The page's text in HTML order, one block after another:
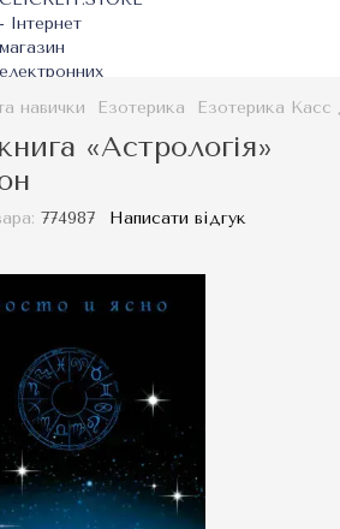
навички Езотерика Езотерика
«Астрологія»
774987 Написати відгук